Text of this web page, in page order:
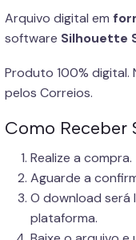
Arquivo digital em
software Silhouette
Produto 100% digital.
pelos Correios.
Como Receber
Realize a compra.
Aguarde a
O download
plataforma.